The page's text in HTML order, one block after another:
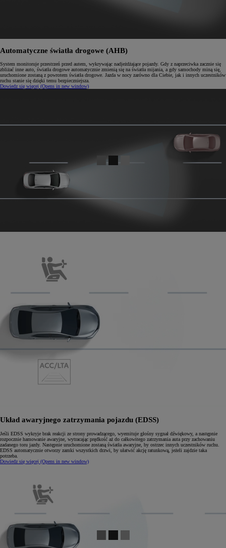
Automatyczne światła drogowe (AHB)
System monitoruje przestrzeń przed autem, wykrywając nadjeżdżające pojazdy. Gdy z naprzeciwka zacznie się
zbliżać inne auto, światła drogowe automatycznie zmienią się na światła mijania, a gdy samochody miną się,
uruchomione zostaną z powrotem światła drogowe. Jazda w nocy zarówno dla Ciebie, jak i innych uczestników
ruchu stanie się dzięki temu bezpieczniejsza.
Dowiedz się więcej (Opens in new window)
Układ awaryjnego zatrzymania pojazdu (EDSS)
Jeśli EDSS wykryje brak reakcji ze strony prowadzącego, wyemituje głośny sygnał dźwiękowy, a następnie
rozpocznie hamowanie awaryjne, wytracając prędkość aż do całkowitego zatrzymania auta przy zachowaniu
zadanego toru jazdy. Następnie uruchomione zostaną światła awaryjne, by ostrzec innych uczestników ruchu.
EDSS automatycznie otworzy zamki wszystkich drzwi, by ułatwić akcję ratunkową, jeżeli zajdzie taka
potrzeba.
Dowiedz się więcej (Opens in new window)